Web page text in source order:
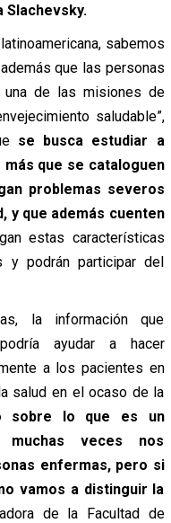
Slachevsky.
sabemos
que las personas
una de las misiones de
saludable”,
se busca estudiar a
que se cataloguen
problemas severos
y que además cuenten
estas características
y podrán participar del
la información que
ayudar a hacer
a los pacientes en
salud en el ocaso de la
sobre lo que es un
muchas veces nos
enfermas, pero si
vamos a distinguir la
de la Facultad de